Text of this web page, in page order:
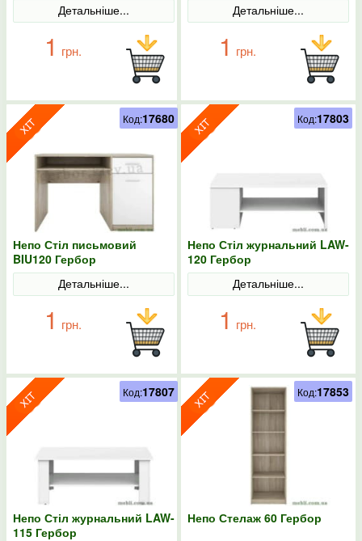
Детальніше...
1 грн.
Детальніше...
1 грн.
Непо Стіл письмовий
BIU120 Гербор
Детальніше...
1 грн.
Код:17680
Непо Стіл журнальний LAW-
120 Гербор
Детальніше...
1 грн.
Код:17803
Непо Стіл журнальний LAW-
115 Гербор
Код:17807
Непо Стелаж 60 Гербор
Код:17853